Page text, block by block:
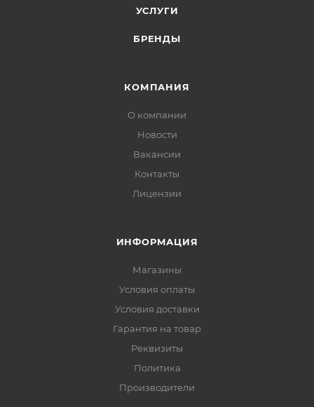
УСЛУГИ
БРЕНДЫ
КОМПАНИЯ
О компании
Новости
Вакансии
Контакты
Лицензии
ИНФОРМАЦИЯ
Магазины
Условия оплаты
Условия доставки
Гарантия на товар
Реквизиты
Политика
Производители